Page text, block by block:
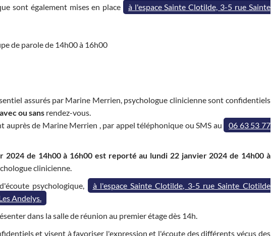
sont également mises en place
à l'espace Sainte Clotilde, 3-5 rue Sainte
de parole de 14h00 à 16h00
assurés par Marine Merrien, psychologue clinicienne sont confidentiels
avec ou sans rendez-vous.
auprès de Marine Merrien , par appel téléphonique ou SMS au
06 63 53 77
2024 de 14h00 à 16h00 est reporté au lundi 22 janvier 2024 de 14h00 à
clinicienne.
psychologique,
à l'espace Sainte Clotilde, 3-5 rue Sainte Clotilde
Andelys.
dans la salle de réunion au premier étage dès 14h.
et visent à favoriser l'expression et l'écoute des différents vécus des